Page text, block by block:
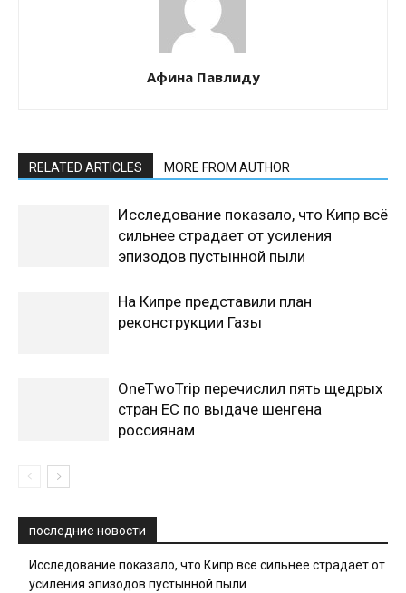
Афина Павлиду
RELATED ARTICLES MORE FROM AUTHOR
Исследование показало, что Кипр всё
сильнее страдает от усиления
эпизодов пустынной пыли
На Кипре представили план
реконструкции Газы
OneTwoTrip перечислил пять щедрых
стран ЕС по выдаче шенгена
россиянам
последние новости
Исследование показало, что Кипр всё сильнее страдает от
усиления эпизодов пустынной пыли